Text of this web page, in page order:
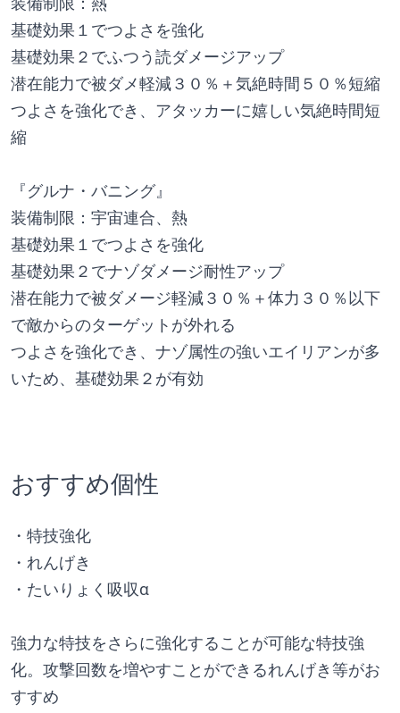
基礎効果１でつよさを強化
基礎効果２でふつう読ダメージアップ
潜在能力で被ダメ軽減３０％＋気絶時間５０％短縮
つよさを強化でき、アタッカーに嬉しい気絶時間短
縮
『グルナ・バニング』
装備制限：宇宙連合、熱
基礎効果１でつよさを強化
基礎効果２でナゾダメージ耐性アップ
潜在能力で被ダメージ軽減３０％＋体力３０％以下
で敵からのターゲットが外れる
つよさを強化でき、ナゾ属性の強いエイリアンが多
いため、基礎効果２が有効
おすすめ個性
・特技強化
・れんげき
・たいりょく吸収α
強力な特技をさらに強化することが可能な特技強
化。攻撃回数を増やすことができるれんげき等がお
すすめ